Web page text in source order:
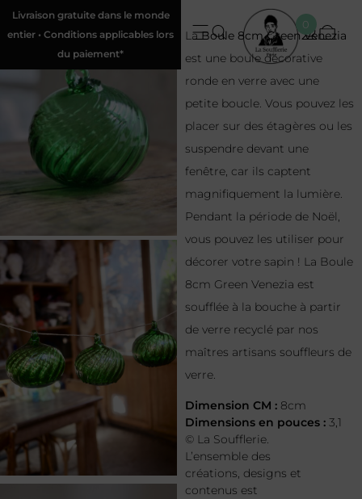
Livraison gratuite dans le monde
entier • Conditions applicables lors
du paiement*
0
LaBoule 8cm Green Venezia
est une boule décorative
ronde en verre avec une
petite boucle. Vous pouvez les
placer sur des étagères ou les
suspendre devant une
fenêtre, car ils captent
magnifiquement la lumière.
Pendant la période de Noël,
vous pouvez les utiliser pour
décorer votre sapin ! La Boule
8cm Green Venezia est
soufflée à la bouche à partir
de verre recyclé par nos
maîtres artisans souffleurs de
verre.
Dimension CM : 8cm
Dimensions en pouces : 3,1
© La Soufflerie.
L’ensemble des
créations, designs et
contenus est